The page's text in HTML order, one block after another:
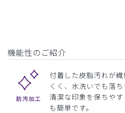
機能性のご紹介
付着した皮脂汚れが
くく、水洗いでも落ち
清潔な印象を保ちや
も簡単です。